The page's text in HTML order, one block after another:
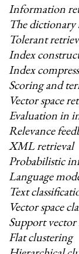
Information
The dictionary
Tolerant
Index
Index
Scoring and
Vector space
Evaluation in
Relevance
XML retrieval
Probabilistic
Language
Text
Vector space
Support
Flat clustering